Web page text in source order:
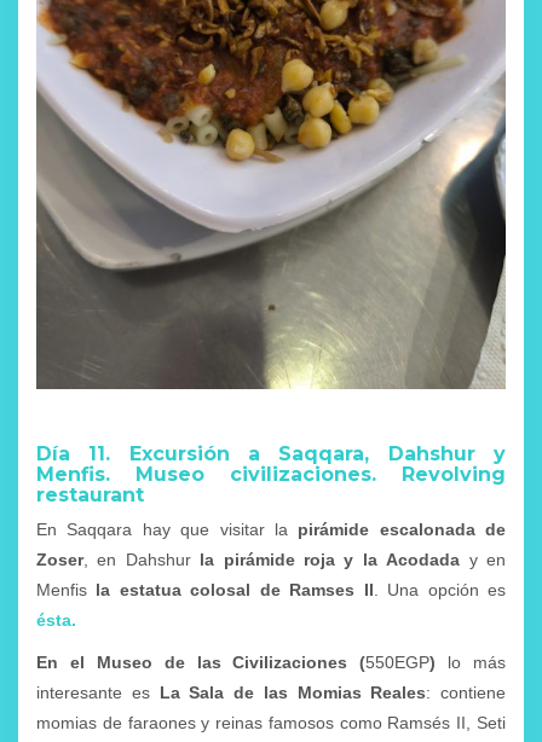
Día 11. Excursión a Saqqara, Dahshur y
Menfis. Museo civilizaciones. Revolving
restaurant
En Saqqara hay que visitar la pirámide escalonada de
Zoser, en Dahshur la pirámide roja y la Acodada y en
Menfis la estatua colosal de Ramses II. Una opción es
ésta.
En el Museo de las Civilizaciones (550EGP) lo más
interesante es La Sala de las Momias Reales: contiene
momias de faraones y reinas famosos como Ramsés II, Seti